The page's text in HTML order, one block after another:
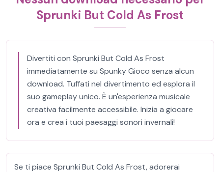
Sprunki But Cold As Frost
Divertiti con Sprunki But Cold As Frost
immediatamente su Spunky Gioco senza alcun
download. Tuffati nel divertimento ed esplora il
suo gameplay unico. È un'esperienza musicale
creativa facilmente accessibile. Inizia a giocare
ora e crea i tuoi paesaggi sonori invernali!
Se ti piace Sprunki But Cold As Frost, adorerai